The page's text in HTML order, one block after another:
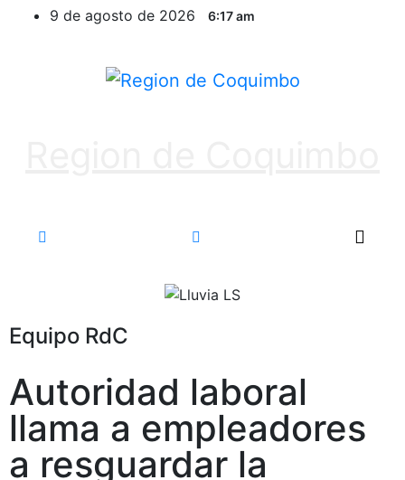
9 de agosto de 2026 6:17 am
Equipo RdC
Autoridad laboral
llama a empleadores
a resguardar la